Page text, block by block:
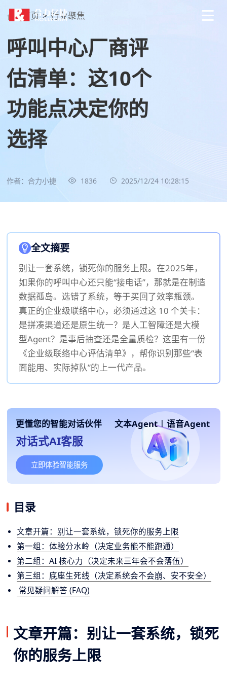
首页 > 行业聚焦
呼叫中心厂商评
估清单：这10个
功能点决定你的
选择
作者：合力小捷 1836 2025/12/24 10:28:15
全文摘要
别让一套系统，锁死你的服务上限。在2025年，
如果你的呼叫中心还只能“接电话”，那就是在制造
数据孤岛。选错了系统，等于买回了效率瓶颈。
真正的企业级联络中心，必须通过这 10 个关卡：
是拼凑渠道还是原生统一？是人工智障还是大模
型Agent？是事后抽查还是全量质检？这里有一份
《企业级联络中心评估清单》，帮你识别那些“表
面能用、实际掉队”的上一代产品。
更懂您的智能对话伙伴 文本Agent | 语音Agent
对话式AI客服
立即体验智能服务
目录
文章开篇：别让一套系统，锁死你的服务上限
第一组：体验分水岭（决定业务能不能跑通）
第二组：AI 核心力（决定未来三年会不会落伍）
第三组：底座生死线（决定系统会不会崩、安不安全）
常见疑问解答 (FAQ)
文章开篇：别让一套系统，锁死
你的服务上限